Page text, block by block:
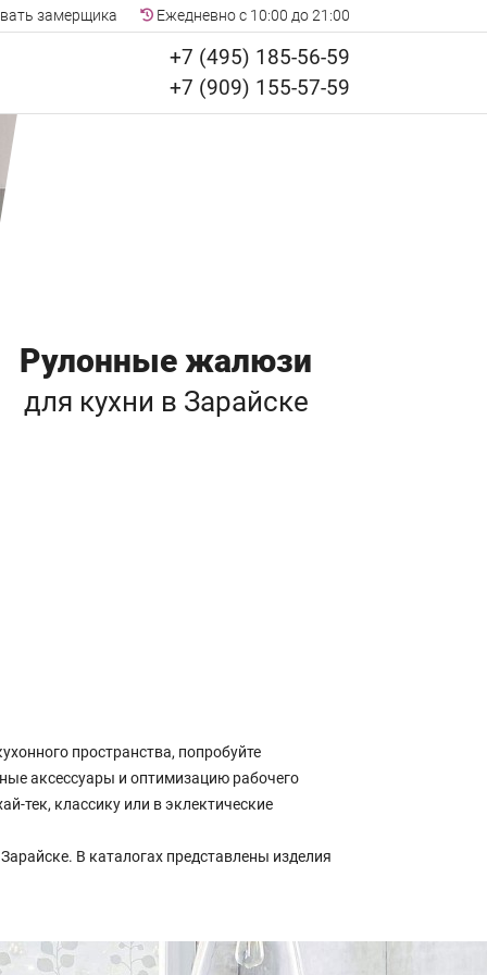
замерщика Ежедневно с 10:00 до 21:00
+7 (495) 185-56-59
+7 (909) 155-57-59
Рулонные жалюзи
для кухни в Зарайске
пространства, попробуйте
аксессуары и оптимизацию рабочего
тек, классику или в эклектические
В каталогах представлены изделия